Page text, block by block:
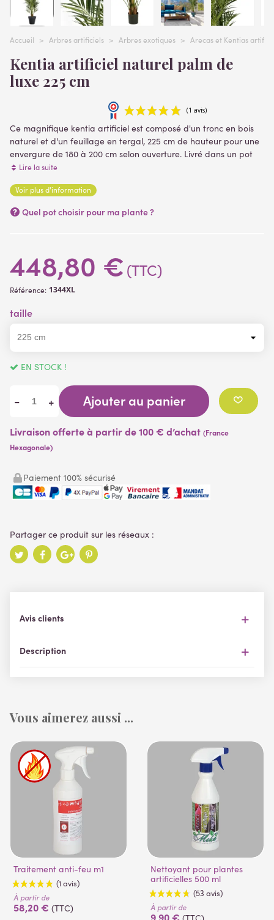
Accueil > Arbres artificiels > Arbres exotiques > Arecas et Kentias
Kentia artificiel naturel palm de
luxe 225 cm
Ce magnifique kentia artificiel est composé d'un tronc en bois
naturel et d'un feuillage en tergal, 225 cm de hauteur pour une
envergure de 180 à 200 cm selon ouverture. Livré dans un pot
PVC (support de plantation) plantes artificielles
Lire la suite
Voir plus d'information
Quel pot choisir pour ma plante ?
448,80 € (TTC)
Référence: 1344XL
taille
EN STOCK !
- + Ajouter au panier
Livraison offerte à partir de 100 € d’achat (France
Hexagonale)
Paiement 100% sécurisé
Description
Avis clients
Vous aimerez aussi ...
Traitement anti-feu m1
À partir de
58,20 € (TTC)
Nettoyant pour plantes
artificielles 500 ml
À partir de
9,90 €